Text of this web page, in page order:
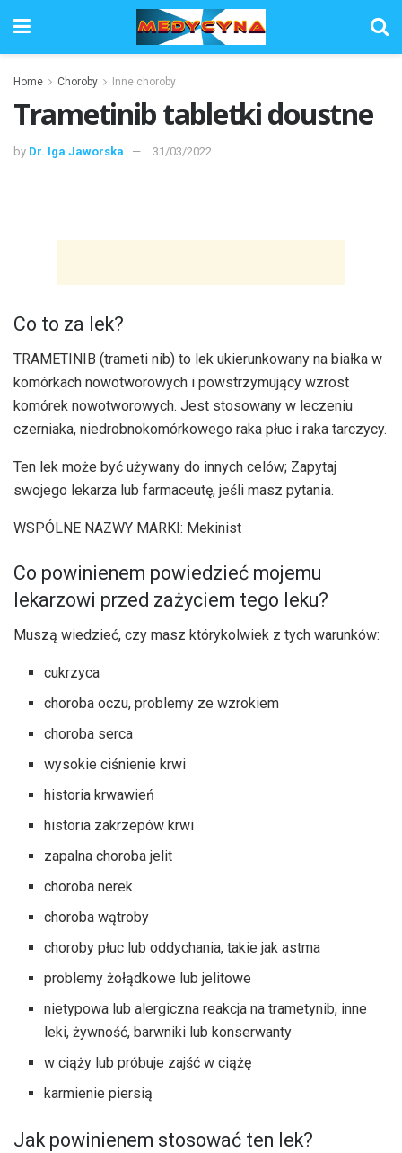
Home Choroby Inne choroby
Trametinib tabletki doustne
by Dr. Iga Jaworska 31/03/2022
Co to za lek?
TRAMETINIB (trameti nib) to lek ukierunkowany na białka w
komórkach nowotworowych i powstrzymujący wzrost
komórek nowotworowych. Jest stosowany w leczeniu
czerniaka, niedrobnokomórkowego raka płuc i raka tarczycy.
Ten lek może być używany do innych celów; Zapytaj
swojego lekarza lub farmaceutę, jeśli masz pytania.
WSPÓLNE NAZWY MARKI: Mekinist
Co powinienem powiedzieć mojemu
lekarzowi przed zażyciem tego leku?
Muszą wiedzieć, czy masz którykolwiek z tych warunków:
cukrzyca
choroba oczu, problemy ze wzrokiem
choroba serca
wysokie ciśnienie krwi
historia krwawień
historia zakrzepów krwi
zapalna choroba jelit
choroba nerek
choroba wątroby
choroby płuc lub oddychania, takie jak astma
problemy żołądkowe lub jelitowe
nietypowa lub alergiczna reakcja na trametynib, inne
leki, żywność, barwniki lub konserwanty
w ciąży lub próbuje zajść w ciążę
karmienie piersią
Jak powinienem stosować ten lek?